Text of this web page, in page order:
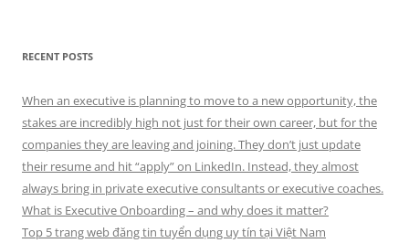
RECENT POSTS
When an executive is planning to move to a new opportunity, the
stakes are incredibly high not just for their own career, but for the
companies they are leaving and joining. They don’t just update
their resume and hit “apply” on LinkedIn. Instead, they almost
always bring in private executive consultants or executive coaches.
What is Executive Onboarding – and why does it matter?
Top 5 trang web đăng tin tuyển dụng uy tín tại Việt Nam